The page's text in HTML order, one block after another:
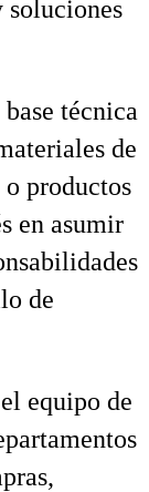
soluciones
técnica
de
productos
en asumir
de
equipo de